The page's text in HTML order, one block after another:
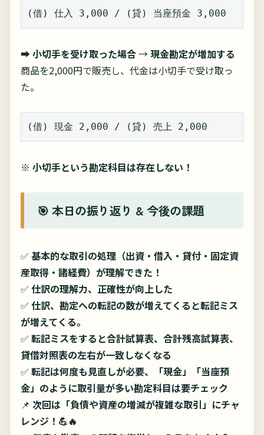
(借) 仕入 3,000 / (貸) 当座預金 3,000
➡小切手を受け取った場合→現金勘定が増加する
商品を2,000円で販売し、代金は小切手で受け取っ
た。
(借) 現金 2,000 / (貸) 売上 2,000
※ 小切手という勘定科目は存在しない！
🎯 本日の振り返り & 今後の課題
✅ 基本的な取引の処理（出資・借入・貸付・固定資
産取得・諸経費）が理解できた！
✅ 仕訳の理解力、正確性が向上した
✅ 仕訳、勘定への転記の数が増えてくると転記ミス
が増えてくる。
✅ 転記ミスをすると合計試算表、合計残高試算表、
貸借対照表の左右が一致しなくなる
✅ 転記は何度も見直しが必要、「現金」「当座預
金」のように取引量が多い勘定科目は要チェック
📌 次回は「負債や資産の増減が複雑な取引」にチャ
レンジ！💪🔥